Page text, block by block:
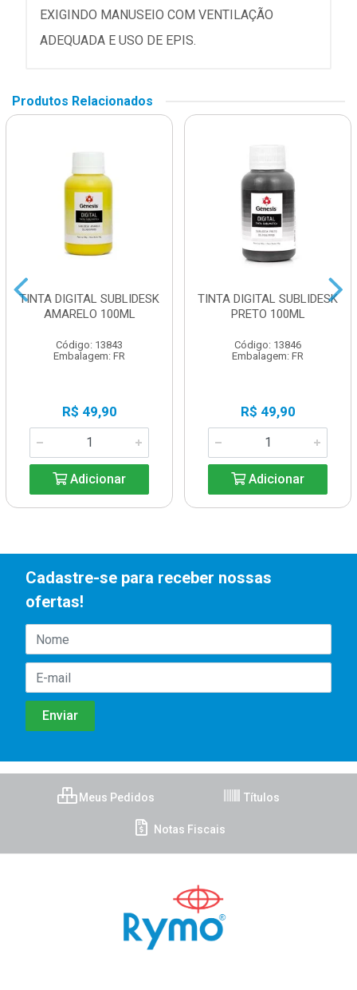
EXIGINDO MANUSEIO COM VENTILAÇÃO
ADEQUADA E USO DE EPIS.
Produtos Relacionados
TINTA DIGITAL SUBLIDESK
AMARELO 100ML
Código: 13843
Embalagem: FR
R$ 49,90
Adicionar
TINTA DIGITAL SUBLIDESK
PRETO 100ML
Código: 13846
Embalagem: FR
R$ 49,90
Adicionar
Cadastre-se para receber nossas
ofertas!
Meus Pedidos Títulos
Notas Fiscais